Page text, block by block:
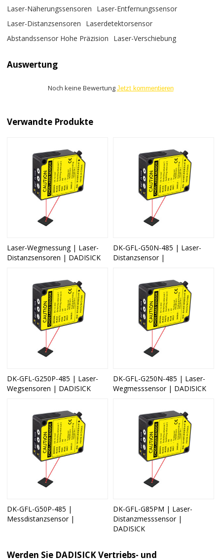
Laser-Näherungssensoren
Laser-Entfernungssensor
Laser-Distanzsensoren
Laserdetektorsensor
Abstandssensor Hohe Präzision
Laser-Verschiebung
Auswertung
Noch keine Bewertung Jetzt kommentieren
Verwandte Produkte
Laser-Wegmessung | Laser-
Distanzsensoren | DADISICK
DK-GFL-G50N-485 | Laser-
Distanzsensor |
DK-GFL-G250P-485 | Laser-
Wegsensoren | DADISICK
DK-GFL-G250N-485 | Laser-
Wegmesssensor | DADISICK
DK-GFL-G50P-485 |
Messdistanzsensor |
DK-GFL-G85PM | Laser-
Distanzmesssensor |
DADISICK
Werden Sie DADISICK Vertriebs- und